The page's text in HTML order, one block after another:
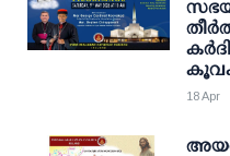
18 Apr